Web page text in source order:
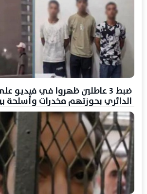
ضبط 3 عاطلين ظهروا في فيديو
الدائري بحوزتهم مخدرات وأسلحة